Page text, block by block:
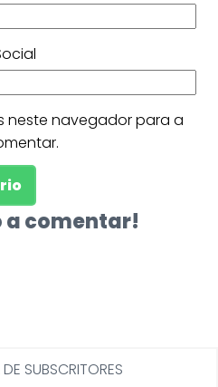
neste navegador para a
a comentar!
SUBSCRITORES